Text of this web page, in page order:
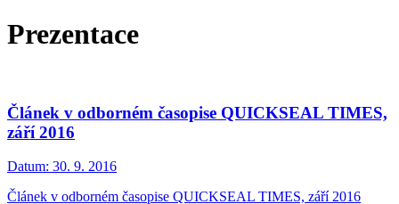
Prezentace
Článek v odborném časopise QUICKSEAL TIMES,
září 2016
Datum: 30. 9. 2016
Článek v odborném časopise QUICKSEAL TIMES, září 2016